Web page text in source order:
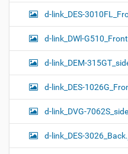
d-link_DES-
d-link_DWl-
d-link_DEM-
d-link_DES-
d-link_DVG-
d-link_DES-